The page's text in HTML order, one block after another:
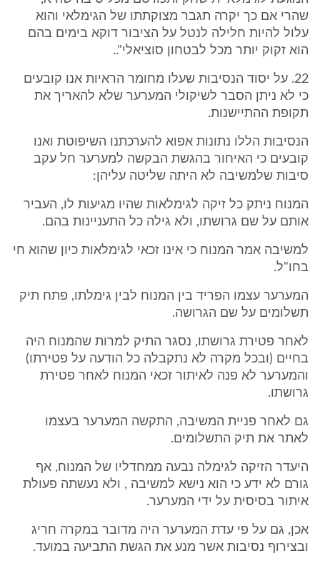
שהרי אם כך יקרה תגבר מצוקתתו של הגימלאי והוא
עלול להיות חלילה לנטל על הציבור דוקא בימים בהם
הוא זקוק יותר מכל לבטחון סוציאלי"..
22. על יסוד הנסיבות שעלו מחומר הראיות אנו קובעים
כי לא ניתן הסבר לשיקולי המערער שלא להאריך את
תקופת ההתיישנות.
הנסיבות הללו נתונות אפוא להערכתנו השיפוטת ואנו
קובעים כי האיחור בהגשת הבקשה למערער חל עקב
סיבות שלמשיבה לא היתה שליטה עליהן:
המנוח ניתק כל זיקה לגימלאות שהיו מגיעות לו, העביר
אותם על שם גרושתו, ולא גילה כל התעניינות בהם.
למשיבה אמר המנוח כי אינו זכאי לגימלאות כיון שהוא חי
בחו"ל.
המערער עצמו הפריד בין המנוח לבין גימלתו, פתח תיק
תשלומים על שם הגרושה.
לאחר פטירת גרושתו, נסגר התיק למרות שהמנוח היה
בחיים (ובכל מקרה לא נתקבלה כל הודעה על פטירתו)
והמערער לא פנה לאיתור זכאי המנוח לאחר פטירת
גרושתו.
גם לאחר פניית המשיבה, התקשה המערער בעצמו
לאתר את תיק התשלומים.
היעדר הזיקה לגימלה נבעה ממחדליו של המנוח, אף
גורם לא ידע כי הוא נישא למשיבה , ולא נעשתה פעולת
איתור בסיסית על ידי המערער.
אכן, גם על פי עדת המערער היה מדובר במקרה חריג
ובצירוף נסיבות אשר מנע את הגשת התביעה במועד.